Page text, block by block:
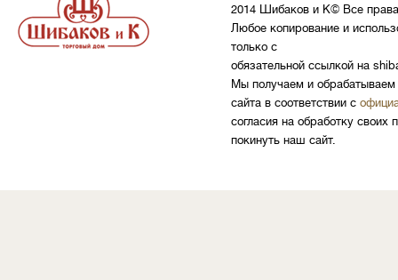
2014 Шибаков и К© Все
Любое копирование и
только с
обязательной ссылкой на
Мы получаем и обрабатываем
сайта в соответствии с
согласия на обработку
покинуть наш сайт.